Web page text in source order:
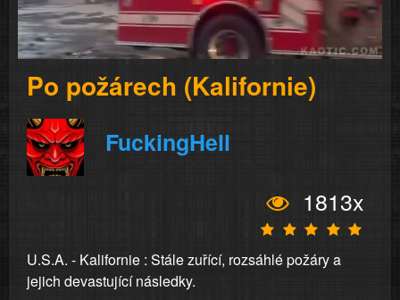
Video
Po požárech (Kalifornie)
FuckingHell
1813x
U.S.A. - Kalifornie : Stále zuřící, rozsáhlé požáry a
jejich devastující následky.